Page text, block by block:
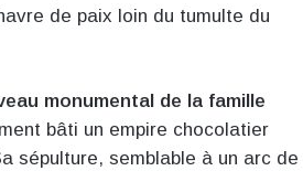
de paix loin du tumulte du
monumental de la famille
bâti un empire chocolatier
sépulture, semblable à un arc de